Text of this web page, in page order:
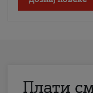
Плати